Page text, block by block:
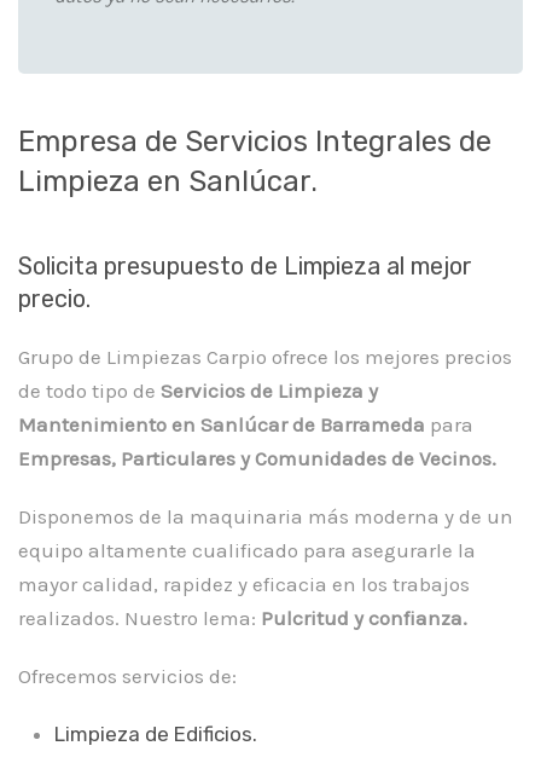
Empresa de Servicios Integrales de
Limpieza en Sanlúcar.
Solicita presupuesto de Limpieza al mejor
precio.
Grupo de Limpiezas Carpio ofrece los mejores precios
de todo tipo de Servicios de Limpieza y
Mantenimiento en Sanlúcar de Barrameda para
Empresas, Particulares y Comunidades de Vecinos.
Disponemos de la maquinaria más moderna y de un
equipo altamente cualificado para asegurarle la
mayor calidad, rapidez y eficacia en los trabajos
realizados. Nuestro lema: Pulcritud y confianza.
Ofrecemos servicios de:
Limpieza de Edificios.